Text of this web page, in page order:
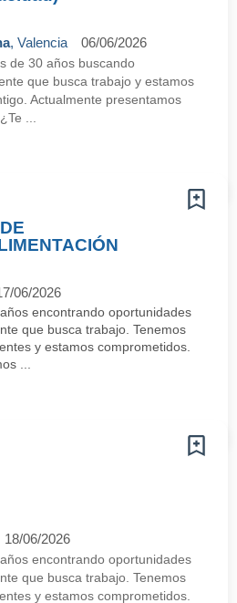
, Valencia 06/06/2026
de 30 años buscando
que busca trabajo y estamos
Actualmente presentamos
...
06/2026
encontrando oportunidades
que busca trabajo. Tenemos
y estamos comprometidos.
...
18/06/2026
encontrando oportunidades
que busca trabajo. Tenemos
y estamos comprometidos.